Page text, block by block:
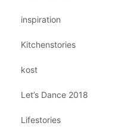
inspiration
Kitchenstories
kost
Let’s Dance 2018
Lifestories